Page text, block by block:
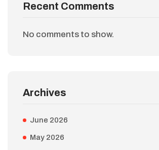
Recent Comments
No comments to show.
Archives
June 2026
May 2026